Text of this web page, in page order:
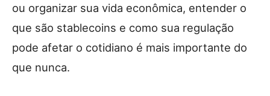
ou organizar sua vida econômica, entender o
que são stablecoins e como sua regulação
pode afetar o cotidiano é mais importante do
que nunca.